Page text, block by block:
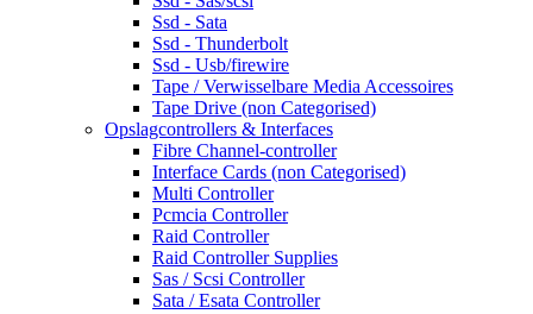
Ssd - Sata
Ssd - Thunderbolt
Ssd - Usb/firewire
Tape / Verwisselbare Media Accessoires
Tape Drive (non Categorised)
Opslagcontrollers & Interfaces
Fibre Channel-controller
Interface Cards (non Categorised)
Multi Controller
Pcmcia Controller
Raid Controller
Raid Controller Supplies
Sas / Scsi Controller
Sata / Esata Controller